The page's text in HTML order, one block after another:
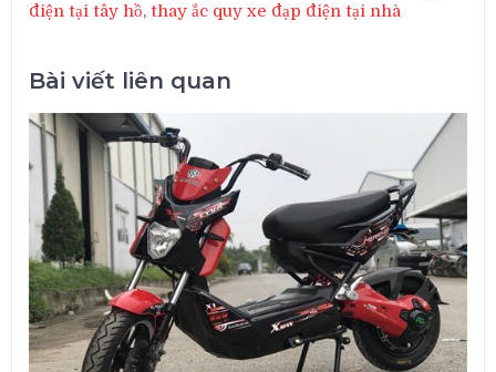
điện tại tây hồ,thay ắc quy xe đạp điện tại nhà
Bài viết liên quan